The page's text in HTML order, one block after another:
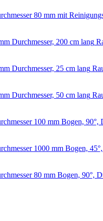
Bogen, 90°,
Bogen,
Bogen, 90°,